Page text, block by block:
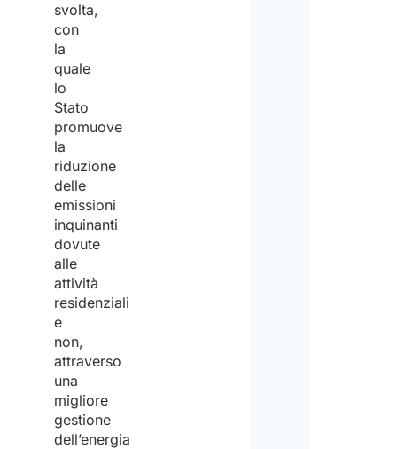
svolta,
con
la
quale
lo
Stato
promuove
la
riduzione
delle
emissioni
inquinanti
dovute
alle
attività
residenziali
e
non,
attraverso
una
migliore
gestione
dell’energia